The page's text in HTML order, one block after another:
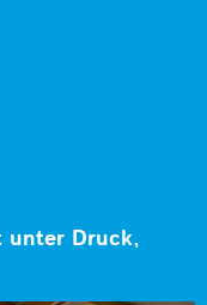
unter Druck,